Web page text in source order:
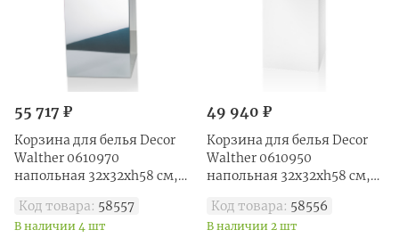
55 717 ₽
Корзина для белья Decor
Walther 0610970
напольная 32x32xh58 см,
Код товара: 58557
В наличии 4 шт
49 940 ₽
Корзина для белья Decor
Walther 0610950
напольная 32x32xh58 см,
Код товара: 58556
В наличии 2 шт